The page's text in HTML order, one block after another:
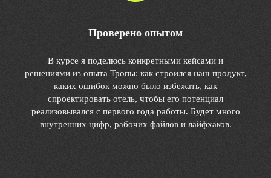
Проверено опытом
В курсе я поделюсь конкретными кейсами и
решениями из опыта Тропы: как строился наш продукт,
каких ошибок можно было избежать, как
спроектировать отель, чтобы его потенциал
реализовывался с первого года работы. Будет много
внутренних цифр, рабочих файлов и лайфхаков.